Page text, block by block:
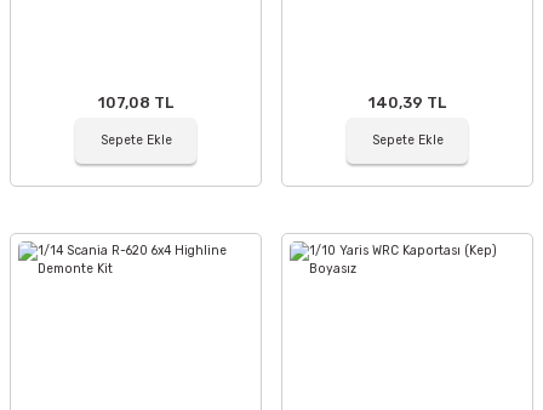
107,08 TL
Sepete Ekle
140,39 TL
Sepete Ekle